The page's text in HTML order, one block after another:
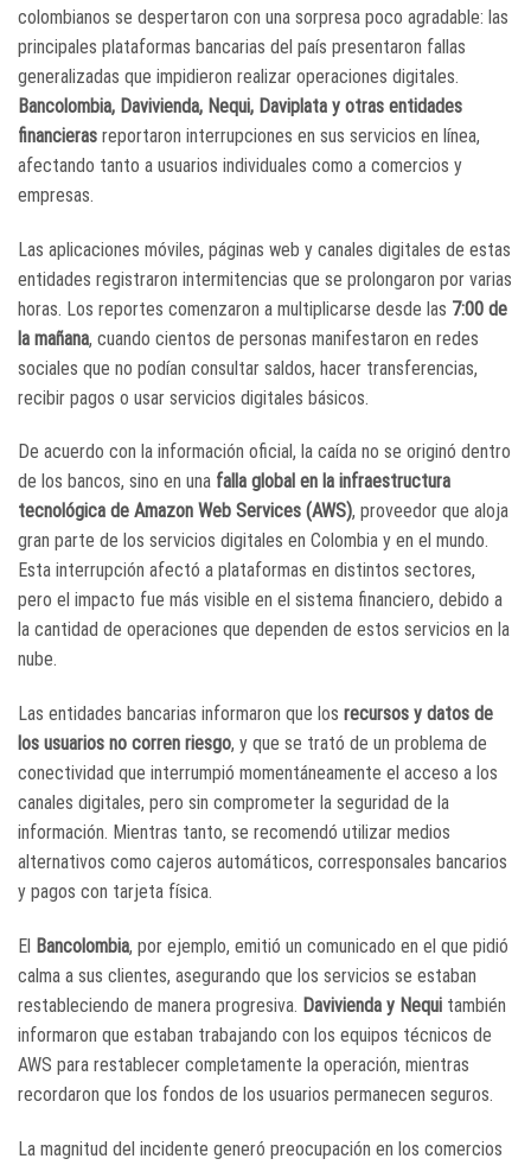
colombianos se despertaron con una sorpresa poco agradable: las
principales plataformas bancarias del país presentaron fallas
generalizadas que impidieron realizar operaciones digitales.
Bancolombia, Davivienda, Nequi, Daviplata y otras entidades
financieras reportaron interrupciones en sus servicios en línea,
afectando tanto a usuarios individuales como a comercios y
empresas.
Las aplicaciones móviles, páginas web y canales digitales de estas
entidades registraron intermitencias que se prolongaron por varias
horas. Los reportes comenzaron a multiplicarse desde las 7:00 de
la mañana, cuando cientos de personas manifestaron en redes
sociales que no podían consultar saldos, hacer transferencias,
recibir pagos o usar servicios digitales básicos.
De acuerdo con la información oficial, la caída no se originó dentro
de los bancos, sino en una falla global en la infraestructura
tecnológica de Amazon Web Services (AWS), proveedor que aloja
gran parte de los servicios digitales en Colombia y en el mundo.
Esta interrupción afectó a plataformas en distintos sectores,
pero el impacto fue más visible en el sistema financiero, debido a
la cantidad de operaciones que dependen de estos servicios en la
nube.
Las entidades bancarias informaron que los recursos y datos de
los usuarios no corren riesgo, y que se trató de un problema de
conectividad que interrumpió momentáneamente el acceso a los
canales digitales, pero sin comprometer la seguridad de la
información. Mientras tanto, se recomendó utilizar medios
alternativos como cajeros automáticos, corresponsales bancarios
y pagos con tarjeta física.
El Bancolombia, por ejemplo, emitió un comunicado en el que pidió
calma a sus clientes, asegurando que los servicios se estaban
restableciendo de manera progresiva. Davivienda y Nequi también
informaron que estaban trabajando con los equipos técnicos de
AWS para restablecer completamente la operación, mientras
recordaron que los fondos de los usuarios permanecen seguros.
La magnitud del incidente generó preocupación en los comercios